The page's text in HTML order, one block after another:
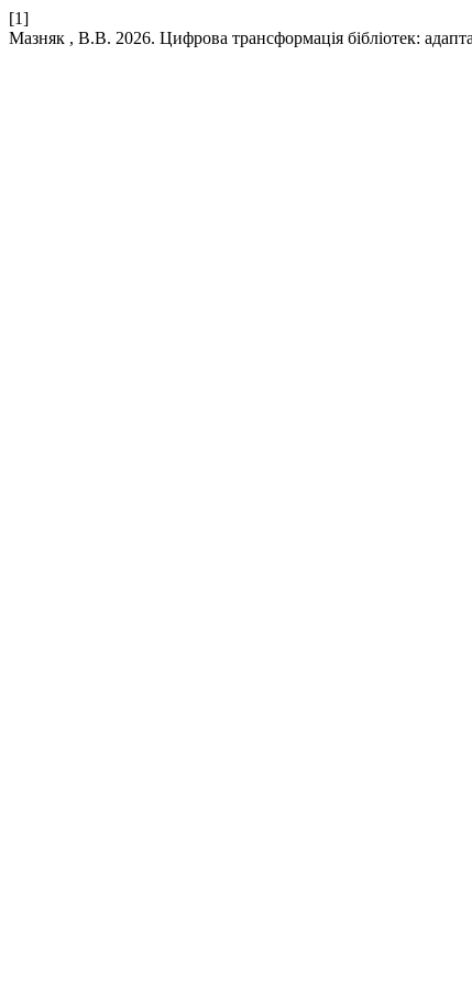
[1]
Мазняк , В.В. 2026. Цифрова трансформація бібліотек: